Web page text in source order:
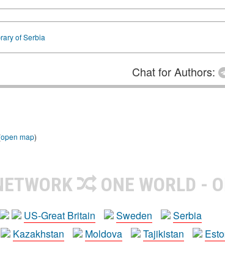
of Serbia
Chat for Authors:
open map)
ONE WORLD -
US-Great Britain Sweden
Serbia
Kazakhstan Moldova Tajikistan